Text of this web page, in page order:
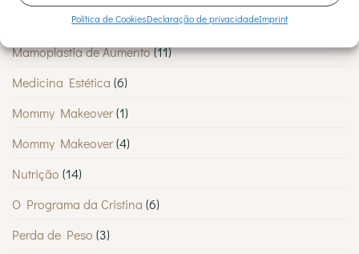
Política de CookiesDeclaração de privacidadeImprint
Lipoescultura(2)
Mamoplastia de Aumento(11)
Medicina Estética (6)
Mommy Makeover(1)
Mommy Makeover(4)
Nutrição (14)
O Programa da Cristina (6)
Perda de Peso (3)